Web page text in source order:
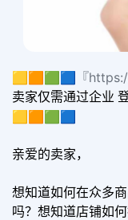
🟨🟧🟩🟦『
卖家仅需通过企业
🟨🟧🟩🟦
亲爱的卖家，
想知道如何在众多
吗？想知道店铺如